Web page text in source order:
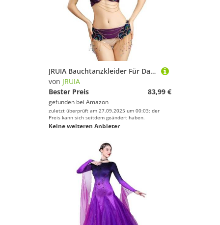
JRUIA Bauchtanzkleider Für Damen Rave Festival Karneval Leistung Tanzoutfits Für Erwachsene Top BH Und Gürtel 2-Teilig,Lila,S
von JRUIA
Bester Preis
83,99 €
gefunden bei Amazon
zuletzt überprüft am 27.09.2025 um 00:03; der
Preis kann sich seitdem geändert haben.
Keine weiteren Anbieter